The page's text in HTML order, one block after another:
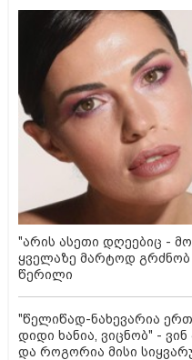
"არის ასეთი დღეებიც -
ყველაზე მარტოდ გრძნობ
წერილი
"წელიწად-ნახევარია
დიდი ხანია, ვიცნობ" -
და როგორია მისი